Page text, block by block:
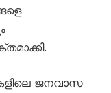
ജനവാസ